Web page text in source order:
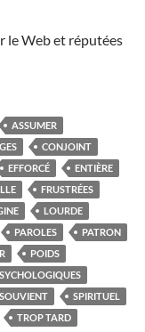
le Web et réputées
ASSUMER
CONJOINT
EFFORCÉ
ENTIÈRE
FRUSTRÉES
LOURDE
PAROLES
PATRON
POIDS
SOUVIENT
SPIRITUEL
TROP TARD